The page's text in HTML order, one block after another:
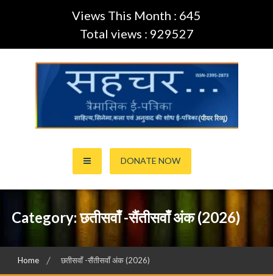
Views This Month : 645
Total views : 929527
सहचर ई-पत्रिका… (ISSN:2395-
2873)
DONATE NOW
Category:छतीसवाँ -सैंतीसवाँ अंक (2026)
Home छतीसवाँ -सैंतीसवाँ अंक (2026)